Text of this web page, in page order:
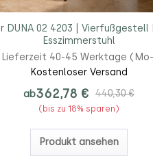
DUNA 02 4203 | Vierfußgestell
Esszimmerstuhl
Lieferzeit 40-45 Werktage
Kostenloser Versand
ab362,78 € 440,30 €
(bis zu 18% sparen)
Produkt ansehen